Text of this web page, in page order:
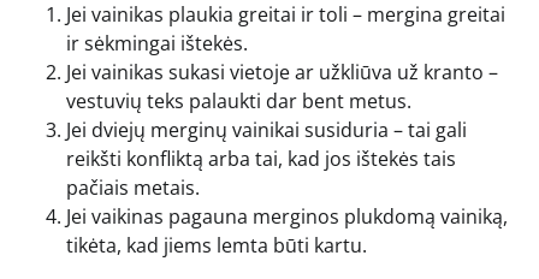
Jei vainikas plaukia greitai ir toli – mergina greitai
ir sėkmingai ištekės.
Jei vainikas sukasi vietoje ar užkliūva už kranto –
vestuvių teks palaukti dar bent metus.
Jei dviejų merginų vainikai susiduria – tai gali
reikšti konfliktą arba tai, kad jos ištekės tais
pačiais metais.
Jei vaikinas pagauna merginos plukdomą vainiką,
tikėta, kad jiems lemta būti kartu.